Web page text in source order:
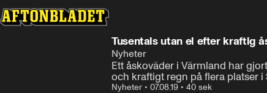
Tusentals utan el efter kraftig
Nyheter
Ett åskoväder i Värmland har
och kraftigt regn på flera platser i
Nyheter • 07.08.19 • 40 sek